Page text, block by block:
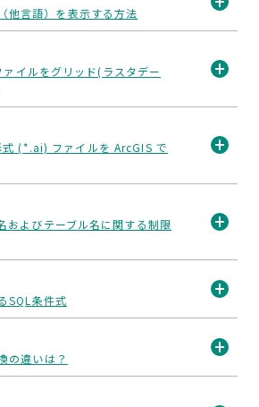
他言語）を表示する方法
イルをグリッド(ラスタデー
(*.ai) ファイルを ArcGIS で
およびテーブル名に関する制限
SQL条件式
く
の違いは？